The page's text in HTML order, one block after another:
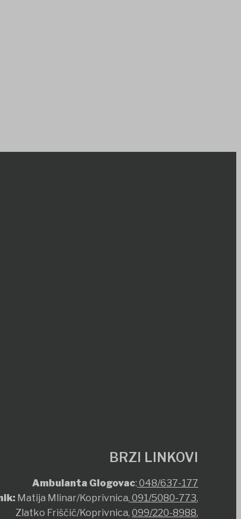
BRZI LINKOVI
Ambulanta Glogovac: 048/637-177
Matija Mlinar/Koprivnica, 091/5080-773,
Zlatko Friščić/Koprivnica, 099/220-8988,